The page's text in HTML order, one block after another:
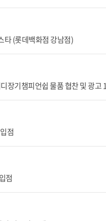
타 (롯데백화점 강남점)
장기챔피언쉽 물품 협찬 및 광고
점
점